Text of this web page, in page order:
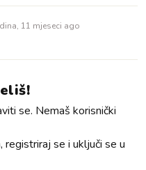
11 mjeseci ago
se. Nemaš korisnički
registriraj se i uključi se u